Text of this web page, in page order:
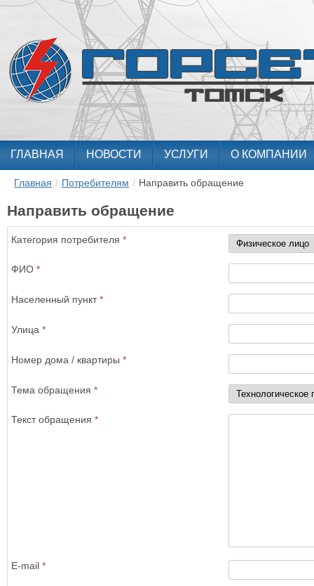
ГЛАВНАЯ НОВОСТИ УСЛУГИ О КОМПАНИИ
Главная / Потребителям / Направить обращение
Направить обращение
Категория потребителя *
ФИО *
Населенный пункт*
Улица *
Номер дома / квартиры *
Тема обращения *
Текст обращения *
E-mail *